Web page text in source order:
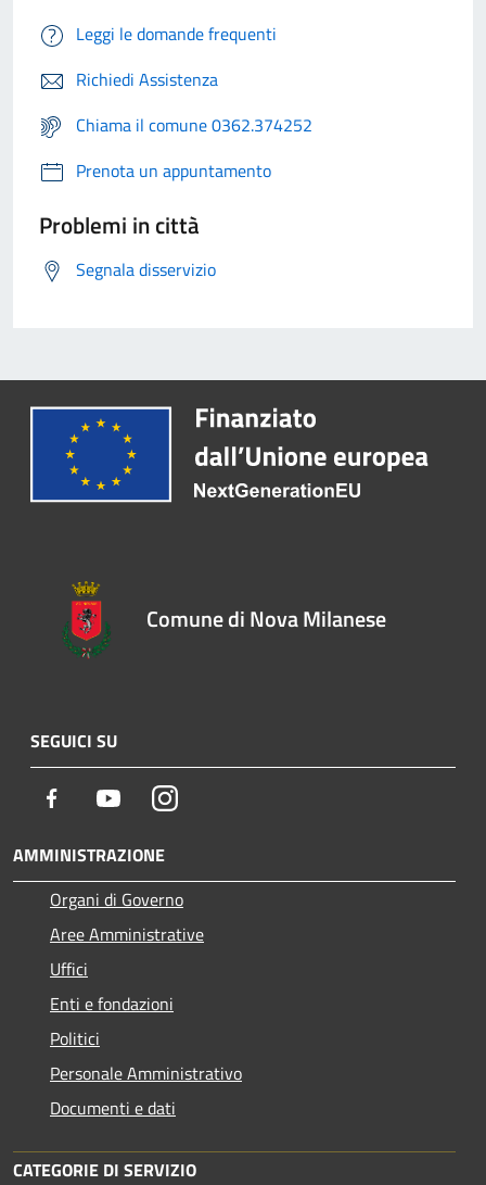
Leggi le domande frequenti
Richiedi Assistenza
Chiama il comune 0362.374252
Prenota un appuntamento
Problemi in città
Segnala disservizio
Comune di Nova Milanese
SEGUICI SU
Facebook YoutubeInstagram
AMMINISTRAZIONE
Organi di Governo
Aree Amministrative
Uffici
Enti e fondazioni
Politici
Personale Amministrativo
Documenti e dati
CATEGORIE DI SERVIZIO